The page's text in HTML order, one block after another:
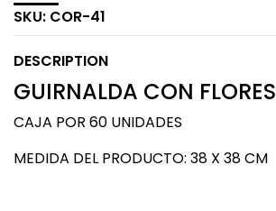
SKU: COR-41
DESCRIPTION
GUIRNALDA CON FLORES
CAJA POR 60 UNIDADES
MEDIDA DEL PRODUCTO: 38 X 38 CM